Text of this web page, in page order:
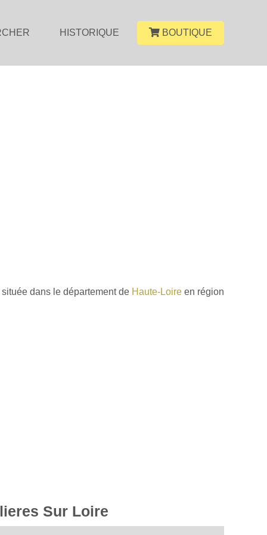
HISTORIQUE BOUTIQUE
située dans le département de Haute-Loire en région
Sur Loire